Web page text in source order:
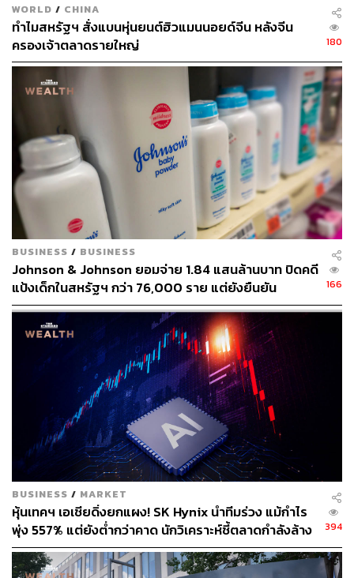
ABOUT THE AUTHOR
THE STANDARD WEALTH
สำนักข่าวเศรษฐกิจ ธุรกิจ และการลงทุน โดย
ทีมข่าว THE STANDARD
WORLD / CHINA
ทำไมสหรัฐฯ สั่งแบนหุ่นยนต์ฮิวแมนนอยด์จีน หลังจีน
ครองเจ้าตลาดรายใหญ่
180
BUSINESS / BUSINESS
Johnson & Johnson ยอมจ่าย 1.84 แสนล้านบาท ปิดคดี
แป้งเด็กในสหรัฐฯ กว่า 76,000 ราย แต่ยังยืนยัน
ผลิตภัณฑ์ไม่ก่อมะเร็ง
166
BUSINESS / MARKET
หุ้นเทคฯ เอเชียดิ่งยกแผง! SK Hynix นำทีมร่วง แม้กำไร
พุ่ง 557% แต่ยังต่ำกว่าคาด นักวิเคราะห์ชี้ตลาดกำลังล้าง
‘ฟองสบู่’ AI
394